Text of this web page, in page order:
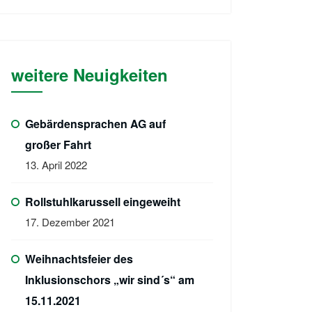
weitere Neuigkeiten
Gebärdensprachen AG auf
großer Fahrt
13. April 2022
Rollstuhlkarussell eingeweiht
17. Dezember 2021
Weihnachtsfeier des
Inklusionschors „wir sind´s“ am
15.11.2021